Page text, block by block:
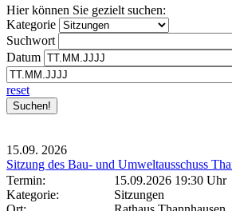
Hier können Sie gezielt suchen:
Kategorie
Suchwort
Datum
reset
15.09. 2026
Sitzung des Bau- und Umweltausschuss
Termin:
15.09.2026 19:30 Uhr
Kategorie:
Sitzungen